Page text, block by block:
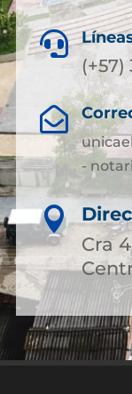

(+57)

-

Cra